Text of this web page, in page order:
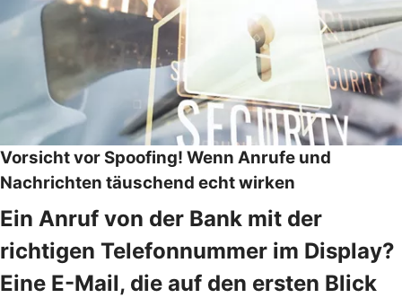
Vorsicht vor Spoofing! Wenn Anrufe und
Nachrichten täuschend echt wirken
Ein Anruf von der Bank mit der
richtigen Telefonnummer im Display?
Eine E-Mail, die auf den ersten Blick